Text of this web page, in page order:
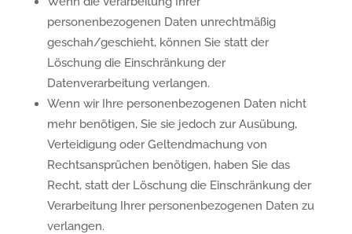
personenbezogenen Daten unrechtmäßig
geschah/geschieht, können Sie statt der
Löschung die Einschränkung der
Datenverarbeitung verlangen.
Wenn wir Ihre personenbezogenen Daten nicht
mehr benötigen, Sie sie jedoch zur Ausübung,
Verteidigung oder Geltendmachung von
Rechtsansprüchen benötigen, haben Sie das
Recht, statt der Löschung die Einschränkung der
Verarbeitung Ihrer personenbezogenen Daten zu
verlangen.